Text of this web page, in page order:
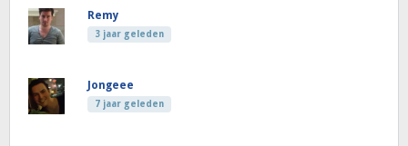
Remy
3 jaar geleden
Jongeee
7 jaar geleden